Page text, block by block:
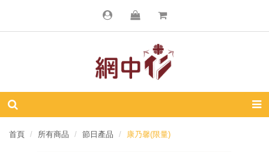
首頁 所有商品 節日產品 康乃馨(限量)